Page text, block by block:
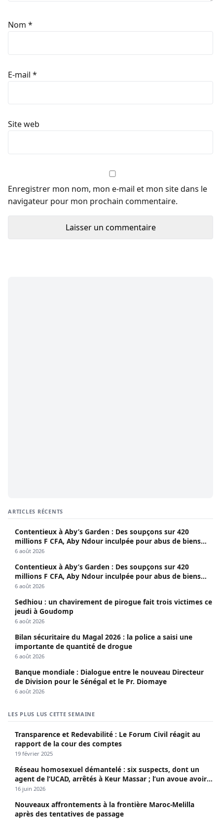
Nom *
E-mail *
Site web
Enregistrer mon nom, mon e-mail et mon site dans le
navigateur pour mon prochain commentaire.
ARTICLES RÉCENTS
Contentieux à Aby’s Garden : Des soupçons sur 420
millions F CFA, Aby Ndour inculpée pour abus de biens
sociaux
6 août 2026
Contentieux à Aby’s Garden : Des soupçons sur 420
millions F CFA, Aby Ndour inculpée pour abus de biens
sociaux
6 août 2026
Sedhiou : un chavirement de pirogue fait trois victimes ce
jeudi à Goudomp
6 août 2026
Bilan sécuritaire du Magal 2026 : la police a saisi une
importante de quantité de drogue
6 août 2026
Banque mondiale : Dialogue entre le nouveau Directeur
de Division pour le Sénégal et le Pr. Diomaye
6 août 2026
LES PLUS LUS CETTE SEMAINE
Transparence et Redevabilité : Le Forum Civil réagit au
rapport de la cour des comptes
19 février 2025
Réseau homosexuel démantelé : six suspects, dont un
agent de l’UCAD, arrêtés à Keur Massar ; l’un avoue avoir
propagé le VIH depuis 2018
16 juin 2026
Nouveaux affrontements à la frontière Maroc-Melilla
après des tentatives de passage